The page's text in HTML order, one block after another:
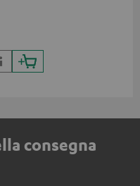
consegna